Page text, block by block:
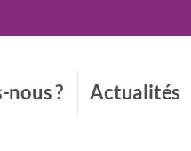
nous ? Actualités